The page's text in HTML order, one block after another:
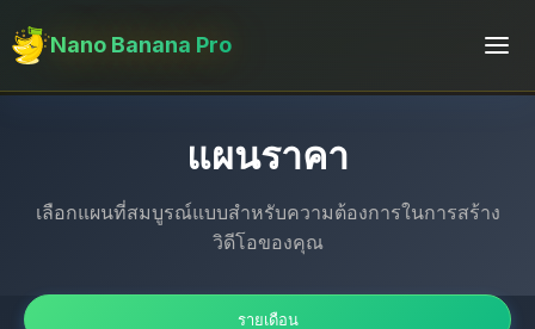
Nano Banana Pro
แผนราคา
เลือกแผนที่สมบูรณ์แบบสำหรับความต้องการในการสร้าง
วิดีโอของคุณ
รายเดือน